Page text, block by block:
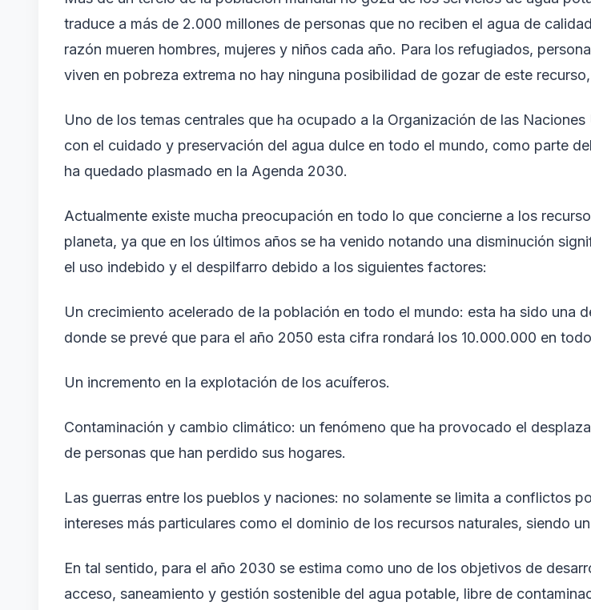
traduce a más de 2.000 millones de personas que no reciben el agua de
razón mueren hombres, mujeres y niños cada año. Para los refugiados,
viven en pobreza extrema no hay ninguna posibilidad de gozar de este
Uno de los temas centrales que ha ocupado a la Organización de las
con el cuidado y preservación del agua dulce en todo el mundo, como parte
ha quedado plasmado en la Agenda 2030.
Actualmente existe mucha preocupación en todo lo que concierne a los
planeta, ya que en los últimos años se ha venido notando una disminución
el uso indebido y el despilfarro debido a los siguientes factores:
Un crecimiento acelerado de la población en todo el mundo: esta ha sido una
donde se prevé que para el año 2050 esta cifra rondará los 10.000.000 en
Un incremento en la explotación de los acuíferos.
Contaminación y cambio climático: un fenómeno que ha provocado el
de personas que han perdido sus hogares.
Las guerras entre los pueblos y naciones: no solamente se limita a conflictos
intereses más particulares como el dominio de los recursos naturales, siendo
En tal sentido, para el año 2030 se estima como uno de los objetivos de
acceso, saneamiento y gestión sostenible del agua potable, libre de